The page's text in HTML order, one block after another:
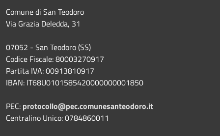
Comune di San Teodoro
Via Grazia Deledda, 31
07052 - San Teodoro (SS)
Codice Fiscale: 80003270917
Partita IVA: 00913810917
IBAN: IT68U0101585420000000001850
PEC: protocollo@pec.comunesanteodoro.it
Centralino Unico: 0784860011